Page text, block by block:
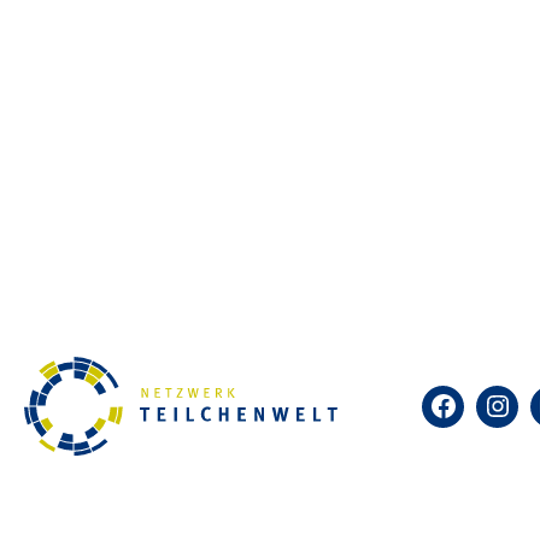
Facebook
Selbst kosmische Teilchen
Netzwerk Teilchenwelt bietet
ist das Identifizieren und
Für diese Veranstaltung ist
möchten oder an einer